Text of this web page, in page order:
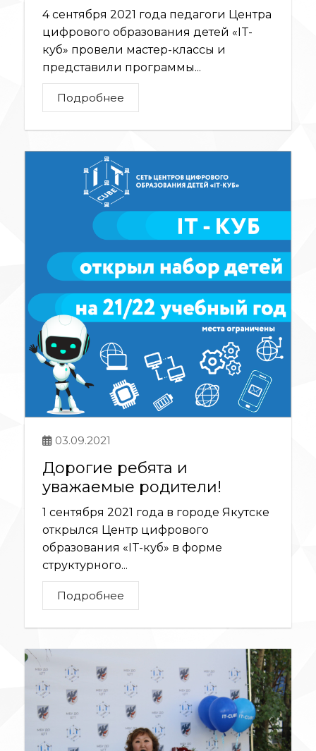
4 сентября 2021 года педагоги Центра
цифрового образования детей «IT-
куб» провели мастер-классы и
представили программы...
Подробнее
03.09.2021
Дорогие ребята и
уважаемые родители!
1 сентября 2021 года в городе Якутске
открылся Центр цифрового
образования «IT-куб» в форме
структурного...
Подробнее